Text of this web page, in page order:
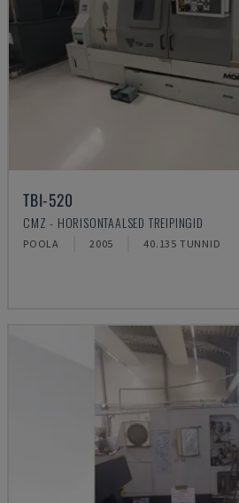
TBI-520
CMZ - HORISONTAALSED TREIPINGID
POOLA 2005 40.135 TUNNID